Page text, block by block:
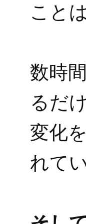
こと
数時
るだ
変化
れて